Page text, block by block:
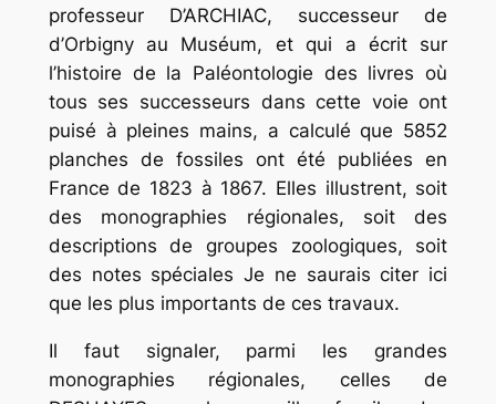
professeur D’ARCHIAC, successeur de
d’Orbigny au Muséum, et qui a écrit sur
l’histoire de la Paléontologie des livres où
tous ses successeurs dans cette voie ont
puisé à pleines mains, a calculé que 5852
planches de fossiles ont été publiées en
France de 1823 à 1867. Elles illustrent, soit
des monographies régionales, soit des
descriptions de groupes zoologiques, soit
des notes spéciales Je ne saurais citer ici
que les plus importants de ces travaux.
Il faut signaler, parmi les grandes
monographies régionales, celles de